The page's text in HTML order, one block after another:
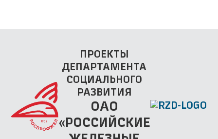
ПРОЕКТЫ
ДЕПАРТАМЕНТА
СОЦИАЛЬНОГО
РАЗВИТИЯ
ОАО
«РОССИЙСКИЕ